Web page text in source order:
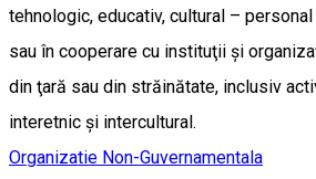
tehnologic, educativ, cultural –
sau în cooperare cu instituţii şi
din ţară sau din străinătate, inclusiv
interetnic şi intercultural.
Organizatie Non-Guvernamentala